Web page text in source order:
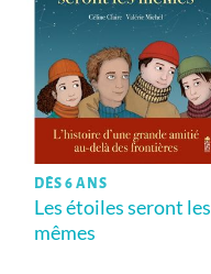
DÈS 6 ANS
Les étoiles seront les
mêmes